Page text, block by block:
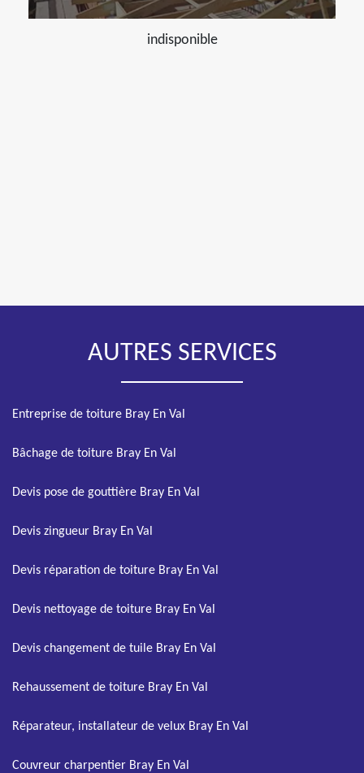
indisponible
AUTRES SERVICES
Entreprise de toiture Bray En Val
Bâchage de toiture Bray En Val
Devis pose de gouttière Bray En Val
Devis zingueur Bray En Val
Devis réparation de toiture Bray En Val
Devis nettoyage de toiture Bray En Val
Devis changement de tuile Bray En Val
Rehaussement de toiture Bray En Val
Réparateur, installateur de velux Bray En Val
Couvreur charpentier Bray En Val